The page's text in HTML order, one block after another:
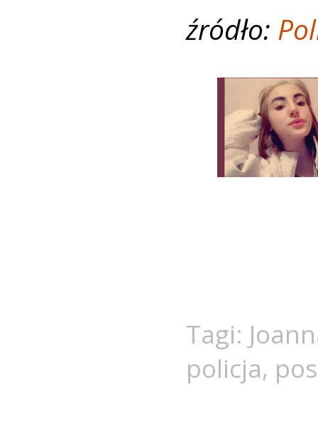
źródło:
Tagi:
policja,